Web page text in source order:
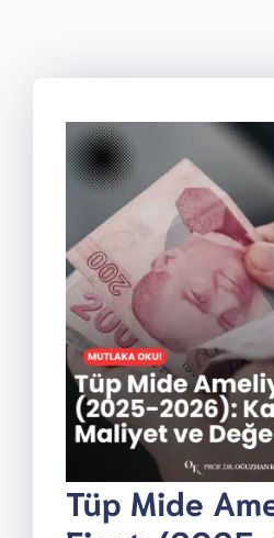
Tüp Mide